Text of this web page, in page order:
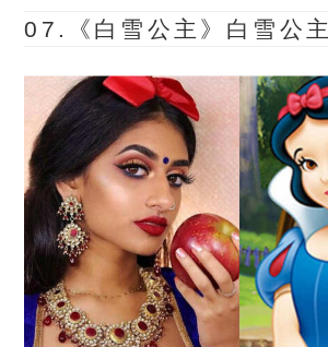
07.《白雪公主》白雪公主